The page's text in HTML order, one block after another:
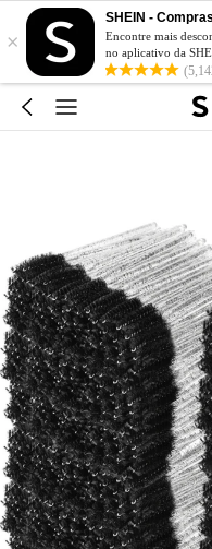
×
SHEIN -
Encontre mais
no aplicativo da